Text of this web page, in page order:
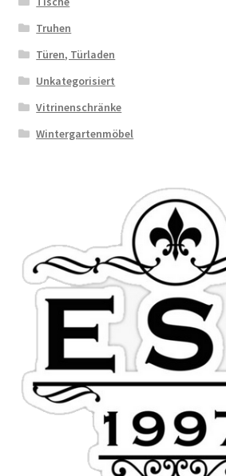
Truhen
Türen, Türladen
Unkategorisiert
Vitrinenschränke
Wintergartenmöbel